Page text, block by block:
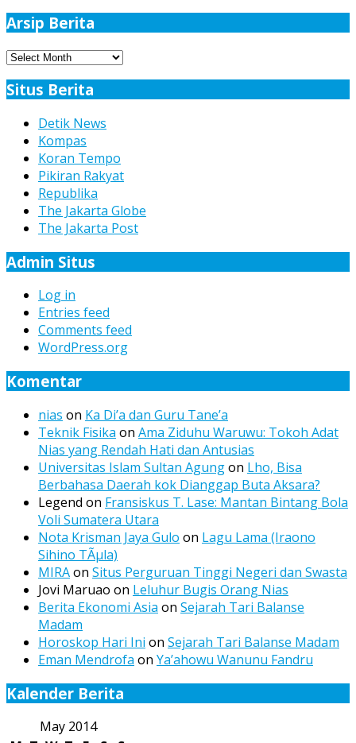
Arsip Berita
Arsip
Situs Berita
Detik News
Kompas
Koran Tempo
Pikiran Rakyat
Republika
The Jakarta Globe
The Jakarta Post
Admin Situs
Log in
Entries feed
Comments feed
WordPress.org
Komentar
nias on Ka Di’a dan Guru Tane’a
Teknik Fisika on Ama Ziduhu Waruwu: Tokoh Adat
Nias yang Rendah Hati dan Antusias
Universitas Islam Sultan Agungon Lho, Bisa
Berbahasa Daerah kok Dianggap Buta Aksara?
Legend on Fransiskus T. Lase: Mantan Bintang Bola
Voli Sumatera Utara
Nota Krisman Jaya Gulo on Lagu Lama (Iraono
Sihino TÃµla)
MIRAon Situs Perguruan Tinggi Negeri dan Swasta
Jovi Maruao on Leluhur Bugis Orang Nias
Berita Ekonomi Asia on Sejarah Tari Balanse
Madam
Horoskop Hari Ini on Sejarah Tari Balanse Madam
Eman Mendrofa on Ya’ahowu Wanunu Fandru
Kalender Berita
May 2014